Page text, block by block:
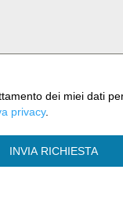
dei miei dati
privacy.
INVIA RICHIESTA